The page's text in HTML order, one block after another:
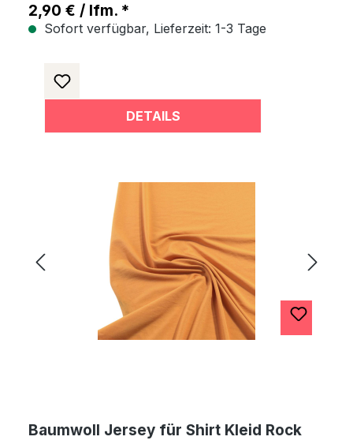
2,90 € / lfm. *
Sofort verfügbar, Lieferzeit: 1-3 Tage
DETAILS
Baumwoll Jersey für Shirt Kleid Rock